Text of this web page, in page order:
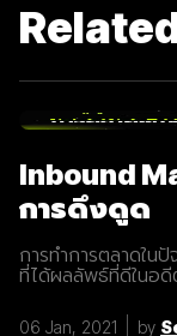
Inbound
การดึงดูด
การทำการตลาดใน
ที่ได้ผลลัพธ์ที่ดีในอดี
การปรับรูปแบบการ
06 Jan, 2021 by